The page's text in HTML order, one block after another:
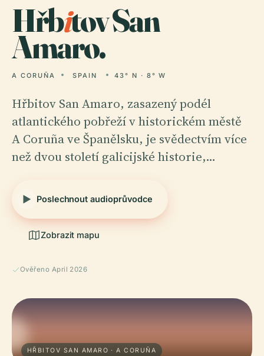
Hřbitov San
Amaro.
A CORUÑA SPAIN 43° N · 8° W
Hřbitov San Amaro, zasazený podél
atlantického pobřeží v historickém městě
A Coruña ve Španělsku, je svědectvím více
než dvou století galicijské historie,…
Poslechnout audioprůvodce
Zobrazit mapu
Ověřeno April 2026
HŘBITOV SAN AMARO · A CORUÑA